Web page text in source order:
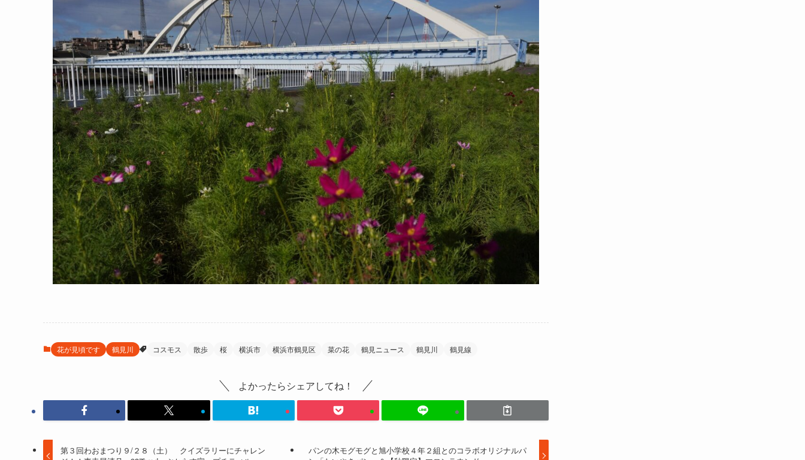
花が見頃です 鶴見川 コスモス 散歩 桜 横浜市 横浜市鶴見区 菜の花 鶴見ニュース 鶴見川 鶴見線
よかったらシェアしてね！
第３回わおまつり９/２８（土） クイズラリーにチャレン
パンの木モグモグと旭小学校４年２組とのコラボオリジナルパ